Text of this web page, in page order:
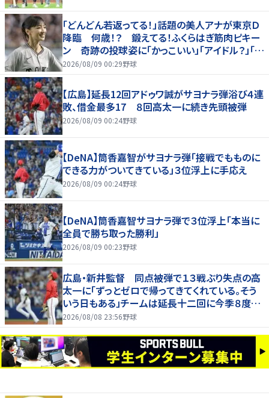
「どんどん若返ってる！」話題の美人アナが東京Ｄ
降臨 何歳！？ 鍛えてる！ふくらはぎ筋肉ピキー
ン 奇跡の投球姿に「かっこいい」「アイドル？」「女
神」
2026/08/09 00:29野球
【広島】延長12回アドゥワ誠がサヨナラ弾浴び４連
敗、借金最多17 ８回高太一に続き先頭被弾
2026/08/09 00:24野球
【DeNA】筒香嘉智がサヨナラ弾「接戦でもものに
できる力がついてきている」３位浮上に手応え
2026/08/09 00:24野球
【DeNA】筒香嘉智サヨナラ弾で３位浮上「本当に
全員で勝ち取った勝利」
2026/08/09 00:23野球
広島・新井監督 同点被弾で１３戦ぶり失点の高
太一に「ずっとゼロで帰ってきてくれている。そう
いう日もある」チームは延長十二回に今季８度目
サヨナラ負け
2026/08/08 23:56野球